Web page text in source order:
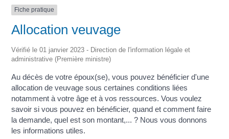
Fiche pratique
Allocation veuvage
Vérifié le 01 janvier 2023 - Direction de l'information légale et
administrative (Première ministre)
Au décès de votre époux(se), vous pouvez bénéficier d'une
allocation de veuvage sous certaines conditions liées
notamment à votre âge et à vos ressources. Vous voulez
savoir si vous pouvez en bénéficier, quand et comment faire
la demande, quel est son montant,... ? Nous vous donnons
les informations utiles.